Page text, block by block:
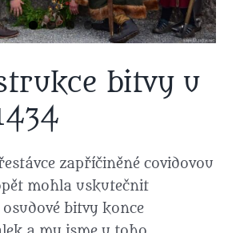
bitvy u
zapříčiněné covidovou
mohla uskutečnit
bitvy konce